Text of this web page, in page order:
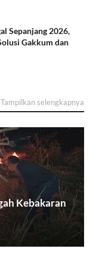
Sepanjang 2026,
Gakkum dan
Tampilkan selengkapnya
Kebakaran